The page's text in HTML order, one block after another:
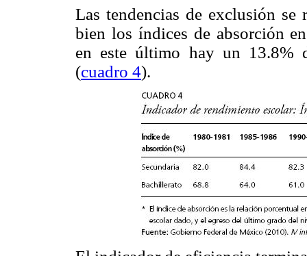
Las tendencias de exclusión
bien los índices de absorción
en este último hay un 13.8%
(cuadro 4).